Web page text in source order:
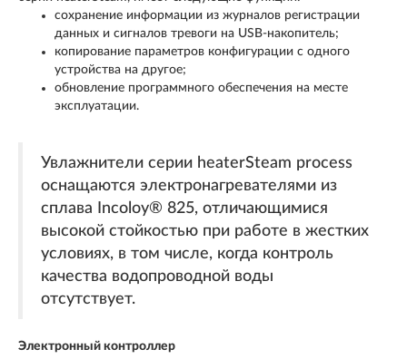
сохранение информации из журналов регистрации
данных и сигналов тревоги на USB-накопитель;
копирование параметров конфигурации с одного
устройства на другое;
обновление программного обеспечения на месте
эксплуатации.
Увлажнители серии heaterSteam process
оснащаются электронагревателями из
сплава Incoloy® 825, отличающимися
высокой стойкостью при работе в жестких
условиях, в том числе, когда контроль
качества водопроводной воды
отсутствует.
Электронный контроллер